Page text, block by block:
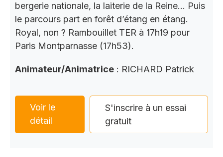
bergerie nationale, la laiterie de la Reine… Puis
le parcours part en forêt d’étang en étang.
Royal, non ? Rambouillet TER à 17h19 pour
Paris Montparnasse (17h53).
Animateur/Animatrice : RICHARD Patrick
Voir le
détail
S'inscrire à un essai
gratuit